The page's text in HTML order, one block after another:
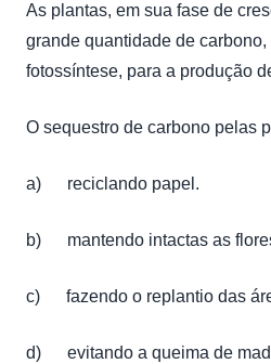
As plantas, em sua fase de
grande quantidade de
fotossíntese, para a produção
O sequestro de carbono pelas
a) reciclando papel.
b) mantendo intactas as
c) fazendo o replantio das
d) evitando a queima de